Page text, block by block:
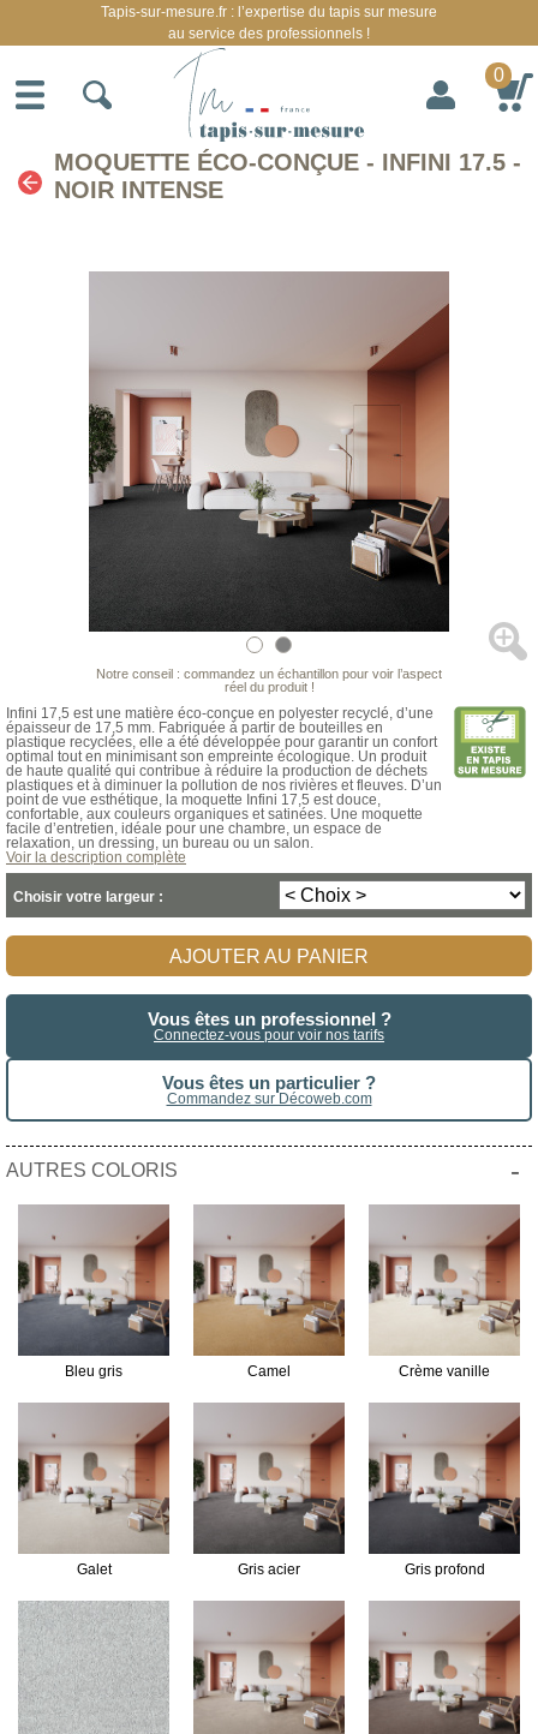
MOQUETTE ÉCO-CONÇUE - INFINI 17.5 -
NOIR INTENSE
Notre conseil : commandez un échantillon pour voir l’aspect
réel du produit !
Infini 17,5 est une matière éco-conçue en polyester recyclé, d’une
épaisseur de 17,5 mm. Fabriquée à partir de bouteilles en
plastique recyclées, elle a été développée pour garantir un confort
optimal tout en minimisant son empreinte écologique. Un produit
de haute qualité qui contribue à réduire la production de déchets
plastiques et à diminuer la pollution de nos rivières et fleuves. D’un
point de vue esthétique, la moquette Infini 17,5 est douce,
confortable, aux couleurs organiques et satinées. Une moquette
facile d’entretien, idéale pour une chambre, un espace de
relaxation, un dressing, un bureau ou un salon.
Voir la description complète
Choisir votre largeur :
AJOUTER AU PANIER
Vous êtes un professionnel ?
Connectez-vous pour voir nos tarifs
Vous êtes un particulier ?
Commandez sur Décoweb.com
AUTRES COLORIS -
Bleu gris Camel Crème vanille
Galet Gris acier Gris profond
Tapis-sur-mesure.fr : l’expertise du tapis sur mesure
au service des professionnels !
0